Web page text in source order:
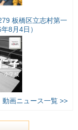
板橋区立志村第一
8月4日）
動画ニュース一覧 >>